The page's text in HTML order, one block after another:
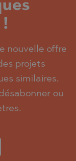
nouvelle offre
projets
similaires.
ou